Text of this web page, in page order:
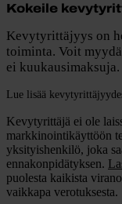
Kokeile
Kevytyrittäjyys on
toiminta. Voit
ei kuukausimaksuja.
Lue lisää
Kevytyrittäjä ei ole
markkinointikäyttöön
yksityishenkilö, joka
ennakonpidätyksen.
puolesta kaikista
vaikkapa verotuksesta.